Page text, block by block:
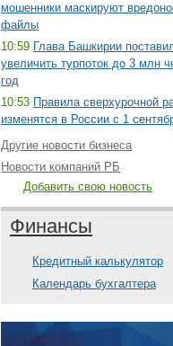
мошенники маскируют
файлы
10:59 Глава Башкирии
увеличить турпоток до 3 млн
год
10:53 Правила сверхурочной
изменятся в России с 1
Другие новости бизнеса
Новости компаний РБ
Добавить свою новость
Финансы
Кредитный калькулятор
Календарь бухгалтера